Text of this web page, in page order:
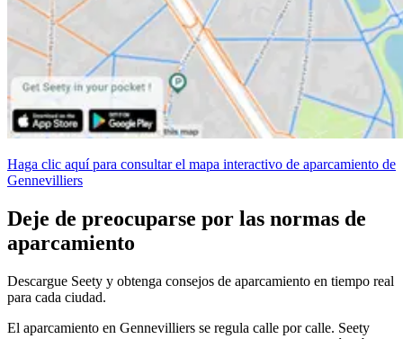
Haga clic aquí para consultar el mapa interactivo de aparcamiento de
Gennevilliers
Deje de preocuparse por las normas de
aparcamiento
Descargue Seety y obtenga consejos de aparcamiento en tiempo real
para cada ciudad.
El aparcamiento en Gennevilliers se regula calle por calle. Seety